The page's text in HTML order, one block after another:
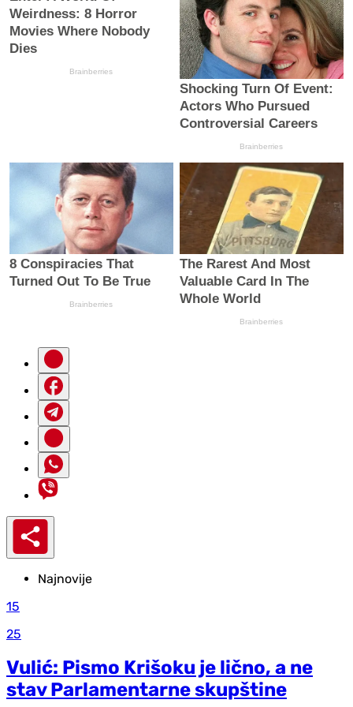
Najnovije
15
25
Vulić: Pismo Krišoku je lično, a ne
stav Parlamentarne skupštine